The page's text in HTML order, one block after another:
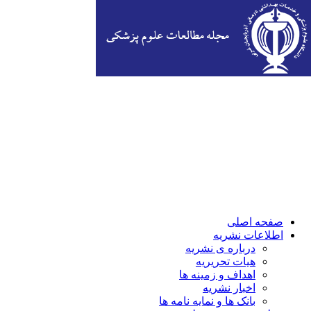
صفحه اصلی
اطلاعات نشریه
درباره ی نشریه
هیات تحریریه
اهداف و زمینه ها
اخبار نشریه
بانک ها و نمایه نامه ها